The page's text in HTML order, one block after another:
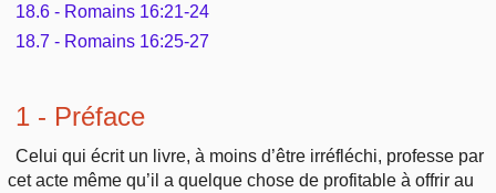
18.6 - Romains 16:21-24
18.7 - Romains 16:25-27
1 - Préface
Celui qui écrit un livre, à moins d’être irréfléchi, professe par
cet acte même qu’il a quelque chose de profitable à offrir au